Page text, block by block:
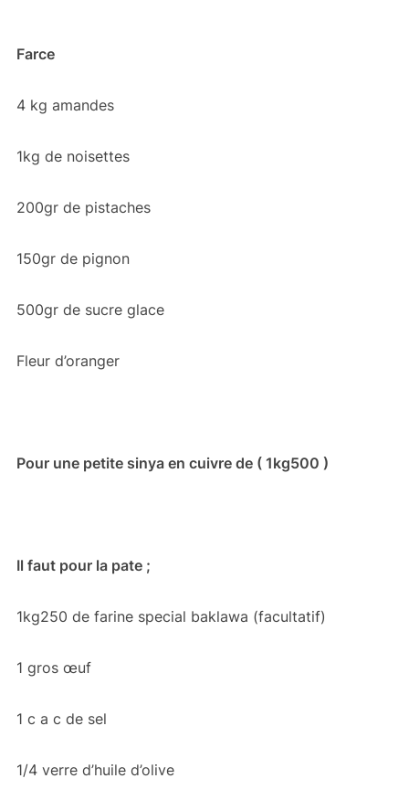
Farce
4 kg amandes
1kg de noisettes
200gr de pistaches
150gr de pignon
500gr de sucre glace
Fleur d’oranger
Pour une petite sinya en cuivre de ( 1kg500 )
Il faut pour la pate ;
1kg250 de farine special baklawa (facultatif)
1 gros œuf
1 c a c de sel
1/4 verre d’huile d’olive